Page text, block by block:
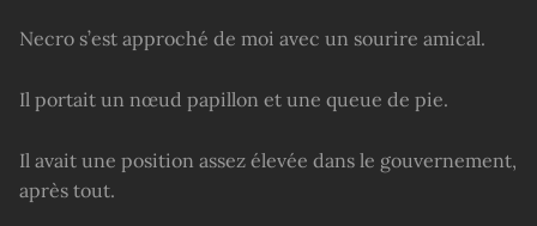
Necro s’est approché de moi avec un sourire amical.
Il portait un nœud papillon et une queue de pie.
Il avait une position assez élevée dans le gouvernement,
après tout.